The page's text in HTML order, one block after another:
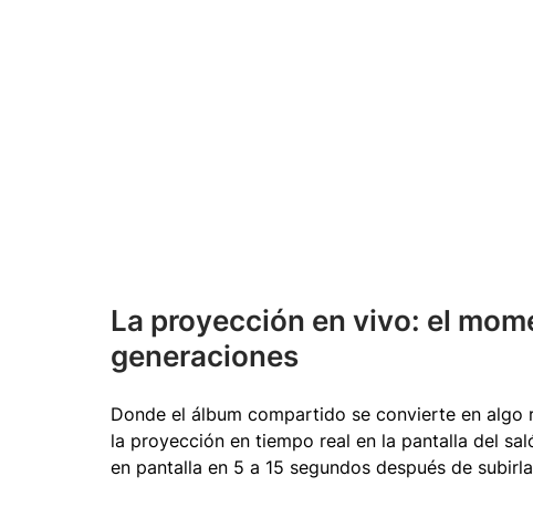
La proyección en vivo: el
generaciones
Donde el álbum compartido se convierte en algo
la proyección en tiempo real en la pantalla del
en pantalla en 5 a 15 segundos después de